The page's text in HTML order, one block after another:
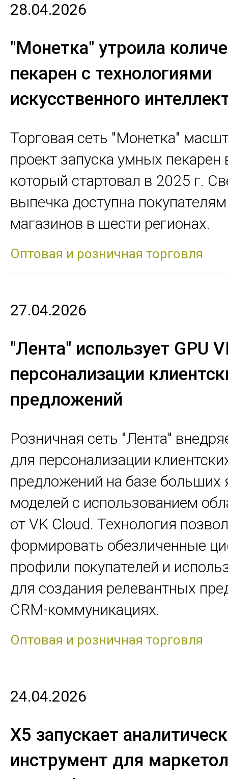
28.04.2026
"Монетка" утроила
пекарен с технологиями
искусственного
Торговая сеть "Монетка"
проект запуска умных пекарен
который стартовал в 2025 г.
выпечка доступна
магазинов в шести регионах.
Оптовая и розничная торговля
27.04.2026
"Лента" использует GPU
персонализации
предложений
Розничная сеть "Лента"
для персонализации
предложений на базе
моделей с использованием
от VK Cloud. Технология
формировать обезличенные
профили покупателей и
для создания релевантных
CRM-коммуникациях.
Оптовая и розничная торговля
24.04.2026
X5 запускает
инструмент для